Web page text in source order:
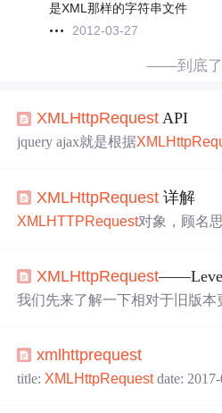
是XML那样的字符串文件
2012-03-27
——到底
XMLHttpRequest API
jquery ajax就是根据
以接收和传送二进制数据，传输
的事件监听。先来个demo，发送二进制
XMLHttpRequest 详解
XMLHTTPRequest对象，顾名
Request这个接口之后，ajax操作
XMLHttpRequest
我们先来了解一下相对于旧版本
有进度信息，只能提示有没有完
响，只能向同一域名的服务器请
xmlhttprequest
title: XMLHttpRequestdate: 2017-